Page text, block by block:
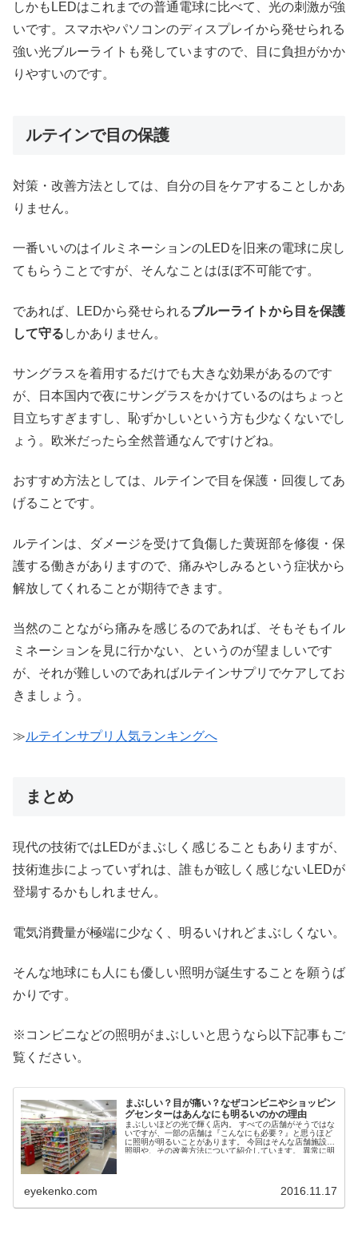
しかもLEDはこれまでの普通電球に比べて、光の刺激が強
いです。スマホやパソコンのディスプレイから発せられる
強い光ブルーライトも発していますので、目に負担がかか
りやすいのです。
ルテインで目の保護
対策・改善方法としては、自分の目をケアすることしかあ
りません。
一番いいのはイルミネーションのLEDを旧来の電球に戻し
てもらうことですが、そんなことはほぼ不可能です。
であれば、LEDから発せられるブルーライトから目を保護
して守る しかありません。
サングラスを着用するだけでも大きな効果があるのです
が、日本国内で夜にサングラスをかけているのはちょっと
目立ちすぎますし、恥ずかしいという方も少なくないでし
ょう。欧米だったら全然普通なんですけどね。
おすすめ方法としては、ルテインで目を保護・回復してあ
げることです。
ルテインは、ダメージを受けて負傷した黄斑部を修復・保
護する働きがありますので、痛みやしみるという症状から
解放してくれることが期待できます。
当然のことながら痛みを感じるのであれば、そもそもイル
ミネーションを見に行かない、というのが望ましいです
が、それが難しいのであればルテインサプリでケアしてお
きましょう。
≫ルテインサプリ人気ランキングへ
まとめ
現代の技術ではLEDがまぶしく感じることもありますが、
技術進歩によっていずれは、誰もが眩しく感じないLEDが
登場するかもしれません。
電気消費量が極端に少なく、明るいけれどまぶしくない。
そんな地球にも人にも優しい照明が誕生することを願うば
かりです。
※コンビニなどの照明がまぶしいと思うなら以下記事もご
覧ください。
まぶしい？目が痛い？なぜコンビニやショッピン
グセンターはあんなにも明るいのかの理由
まぶしいほどの光で輝く店内。 すべての店舗がそうではな
いですが、一部の店舗は『こんなにも必要？』と思うほど
に照明が明るいことがあります。 今回はそんな店舗施設の
照明や、その改善方法について紹介しています。 異常に明
eyekenko.com 2016.11.17